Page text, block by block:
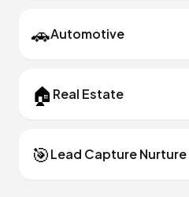
🚗Automotive
🏠 Real Estate
🎯Lead Capture Nurture